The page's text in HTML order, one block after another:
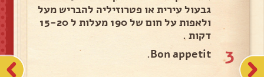
גבעול עירית או פטרוזיליה להבריש מעל
ולאפות על חום של 190 מעלות ל 15-20
דקות .
3
Bon appetit.